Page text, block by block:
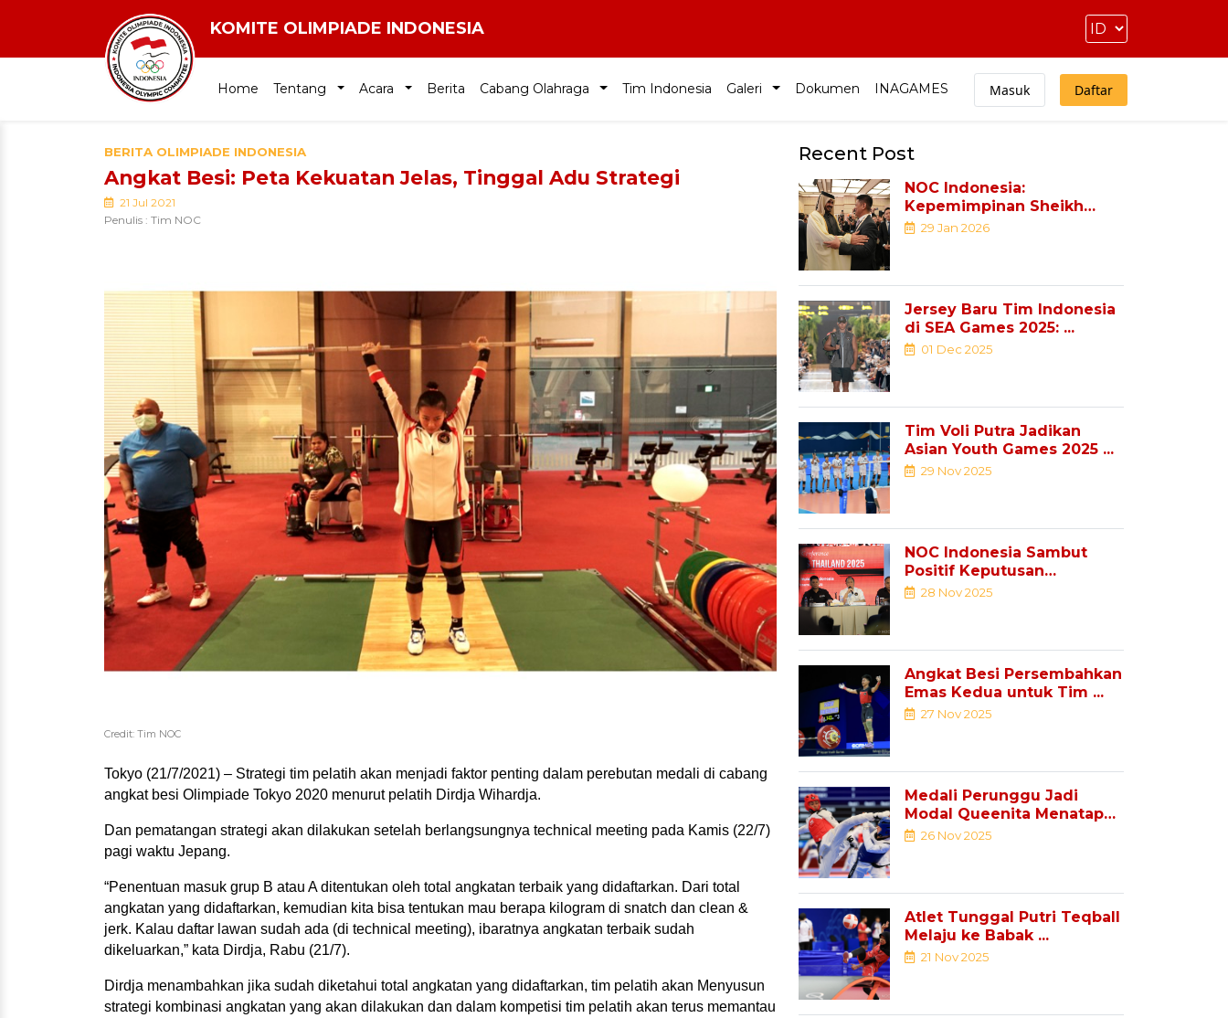
KOMITE OLIMPIADE INDONESIA
Home Tentang Acara Berita Cabang Olahraga Tim Indonesia Galeri Dokumen INAGAMES Masuk Daftar
BERITA OLIMPIADE INDONESIA
Angkat Besi: Peta Kekuatan Jelas, Tinggal Adu Strategi
21 Jul 2021
Penulis : Tim NOC
Credit: Tim NOC
Tokyo (21/7/2021) – Strategi tim pelatih akan menjadi faktor penting dalam perebutan medali di cabang
angkat besi Olimpiade Tokyo 2020 menurut pelatih Dirdja Wihardja.
Dan pematangan strategi akan dilakukan setelah berlangsungnya technical meeting pada Kamis (22/7)
pagi waktu Jepang.
“Penentuan masuk grup B atau A ditentukan oleh total angkatan terbaik yang didaftarkan. Dari total
angkatan yang didaftarkan, kemudian kita bisa tentukan mau berapa kilogram di snatch dan clean &
jerk. Kalau daftar lawan sudah ada (di technical meeting), ibaratnya angkatan terbaik sudah
dikeluarkan,” kata Dirdja, Rabu (21/7).
Dirdja menambahkan jika sudah diketahui total angkatan yang didaftarkan, tim pelatih akan Menyusun
strategi kombinasi angkatan yang akan dilakukan dan dalam kompetisi tim pelatih akan terus memantau
Recent Post
NOC Indonesia:
Kepemimpinan Sheikh
Joaan Al Thani ...
29 Jan 2026
Jersey Baru Tim Indonesia
di SEA Games 2025: ...
01 Dec 2025
Tim Voli Putra Jadikan
Asian Youth Games 2025 ...
29 Nov 2025
NOC Indonesia Sambut
Positif Keputusan
Pemindahan Sejumlah ...
28 Nov 2025
Angkat Besi Persembahkan
Emas Kedua untuk Tim ...
27 Nov 2025
Medali Perunggu Jadi
Modal Queenita Menatap
Youth ...
26 Nov 2025
Atlet Tunggal Putri Teqball
Melaju ke Babak ...
21 Nov 2025